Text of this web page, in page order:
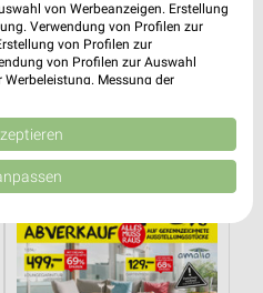
40,7 km
Angebote ab 08.08.
XXXLutz
von Werbeanzeigen. Erstellung
Verwendung von Profilen zur
von Profilen zur
von Profilen zur Auswahl
Messung der
Quellen. Entwicklung und
reduzierter Daten zur Auswahl
Union weitergegeben und in die